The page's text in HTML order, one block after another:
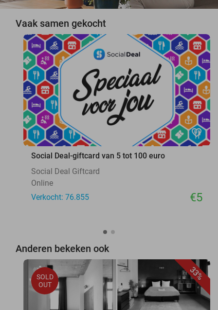
Vaak samen gekocht
favorite_border
Social Deal-giftcard van 5 tot 100 euro
Social Deal Giftcard
Online
Verkocht: 76.855
€5
Anderen bekeken ook
33%
SOLD
OUT